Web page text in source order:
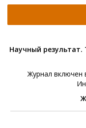
Научный результат.
Журнал включен